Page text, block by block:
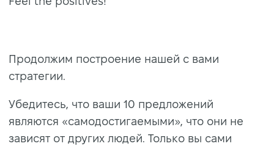
Продолжим построение нашей с вами
стратегии.
Убедитесь, что ваши 10 предложений
являются «самодостигаемыми», что они не
зависят от других людей. Только вы сами